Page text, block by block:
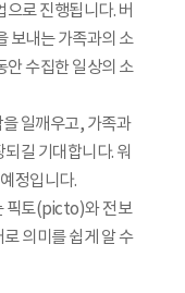
로 진행됩니다. 버
보내는 가족과의 소
안 수집한 일상의 소
일깨우고, 가족과
길 기대합니다. 워
정입니다.
픽토(picto)와 전보
의미를 쉽게 알 수